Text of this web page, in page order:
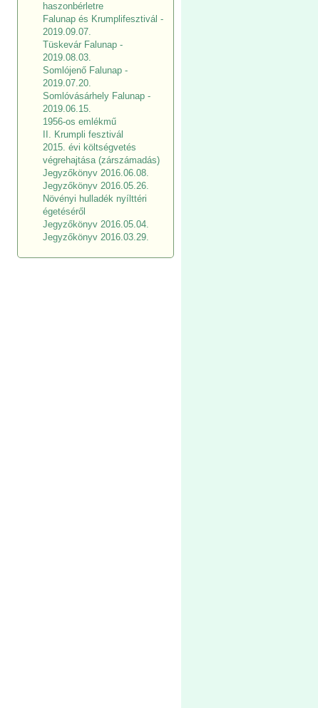
haszonbérletre
Falunap és Krumplifesztivál -
2019.09.07.
Tüskevár Falunap -
2019.08.03.
Somlójenő Falunap -
2019.07.20.
Somlóvásárhely Falunap -
2019.06.15.
1956-os emlékmű
II. Krumpli fesztivál
2015. évi költségvetés
végrehajtása (zárszámadás)
Jegyzőkönyv 2016.06.08.
Jegyzőkönyv 2016.05.26.
Növényi hulladék nyílttéri
égetéséről
Jegyzőkönyv 2016.05.04.
Jegyzőkönyv 2016.03.29.